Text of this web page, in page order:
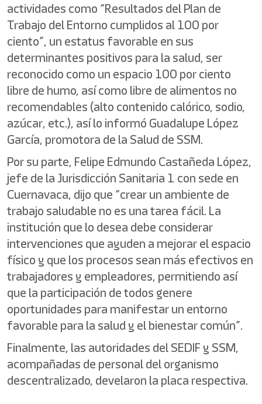
actividades como “Resultados del Plan de
Trabajo del Entorno cumplidos al 100 por
ciento”, un estatus favorable en sus
determinantes positivos para la salud, ser
reconocido como un espacio 100 por ciento
libre de humo, así como libre de alimentos no
recomendables (alto contenido calórico, sodio,
azúcar, etc.), así lo informó Guadalupe López
García, promotora de la Salud de SSM.
Por su parte, Felipe Edmundo Castañeda López,
jefe de la Jurisdicción Sanitaria 1 con sede en
Cuernavaca, dijo que “crear un ambiente de
trabajo saludable no es una tarea fácil. La
institución que lo desea debe considerar
intervenciones que ayuden a mejorar el espacio
físico y que los procesos sean más efectivos en
trabajadores y empleadores, permitiendo así
que la participación de todos genere
oportunidades para manifestar un entorno
favorable para la salud y el bienestar común”.
Finalmente, las autoridades del SEDIF y SSM,
acompañadas de personal del organismo
descentralizado, develaron la placa respectiva.